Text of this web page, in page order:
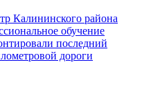
Калининского района
обучение
последний
дороги